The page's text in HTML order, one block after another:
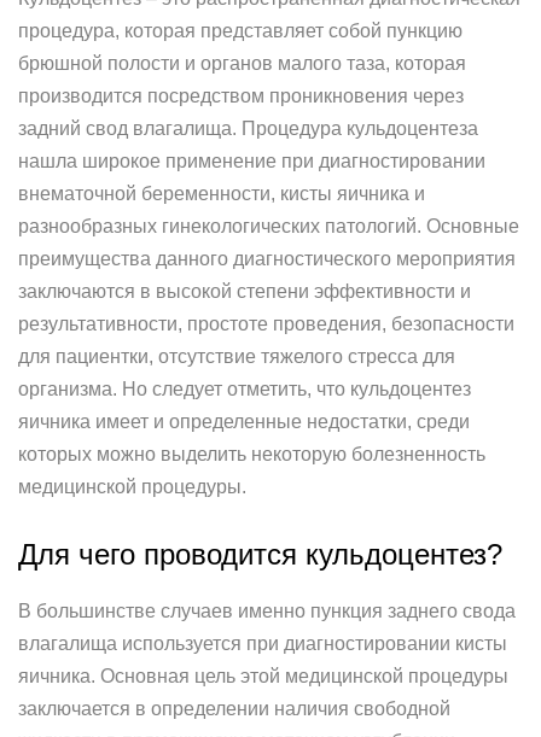
процедура, которая представляет собой пункцию
брюшной полости и органов малого таза, которая
производится посредством проникновения через
задний свод влагалища. Процедура кульдоцентеза
нашла широкое применение при диагностировании
внематочной беременности, кисты яичника и
разнообразных гинекологических патологий. Основные
преимущества данного диагностического мероприятия
заключаются в высокой степени эффективности и
результативности, простоте проведения, безопасности
для пациентки, отсутствие тяжелого стресса для
организма. Но следует отметить, что кульдоцентез
яичника имеет и определенные недостатки, среди
которых можно выделить некоторую болезненность
медицинской процедуры.
Для чего проводится кульдоцентез?
В большинстве случаев именно пункция заднего свода
влагалища используется при диагностировании кисты
яичника. Основная цель этой медицинской процедуры
заключается в определении наличия свободной